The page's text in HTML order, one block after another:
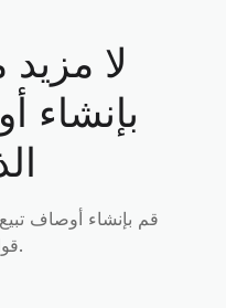
لا
بإنشاء
قم بإنشاء أوصاف
قوائم مصقولة ومقنعة جاهزة للتحويل.